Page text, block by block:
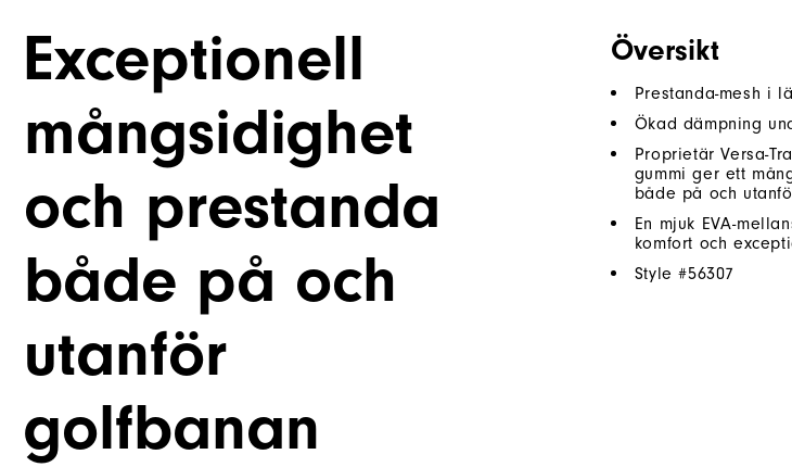
Exceptionell
mångsidighet
och prestanda
både på och
utanför
golfbanan
Översikt
Prestanda-mesh i
Ökad dämpning
Proprietär Versa-
gummi ger ett
både på och
En mjuk EVA-
komfort och
Style #56307